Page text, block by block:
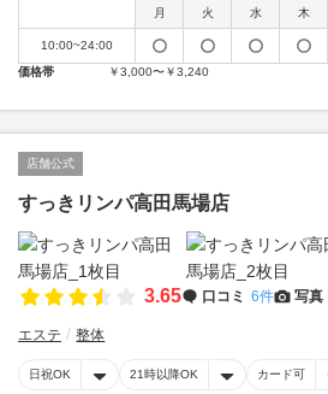
月
火 水 木
10:00~24:00
価格帯
￥3,000〜￥3,240
店舗公式
すっきリンパ高田馬場店
3.65 口コミ 6件 写真
エステ 整体
日祝OK 21時以降OK カード可